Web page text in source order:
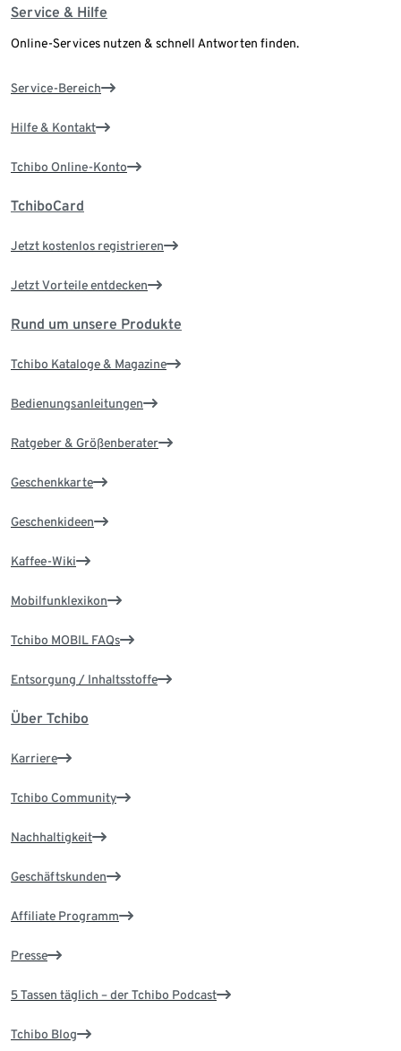
Service & Hilfe
Online-Services nutzen & schnell Antworten finden.
Service-Bereich
Hilfe & Kontakt
Tchibo Online-Konto
TchiboCard
Jetzt kostenlos registrieren
Jetzt Vorteile entdecken
Rund um unsere Produkte
Tchibo Kataloge & Magazine
Bedienungsanleitungen
Ratgeber & Größenberater
Geschenkkarte
Geschenkideen
Kaffee-Wiki
Mobilfunklexikon
Tchibo MOBIL FAQs
Entsorgung / Inhaltsstoffe
Über Tchibo
Karriere
Tchibo Community
Nachhaltigkeit
Geschäftskunden
Affiliate Programm
Presse
5 Tassen täglich – der Tchibo Podcast
Tchibo Blog